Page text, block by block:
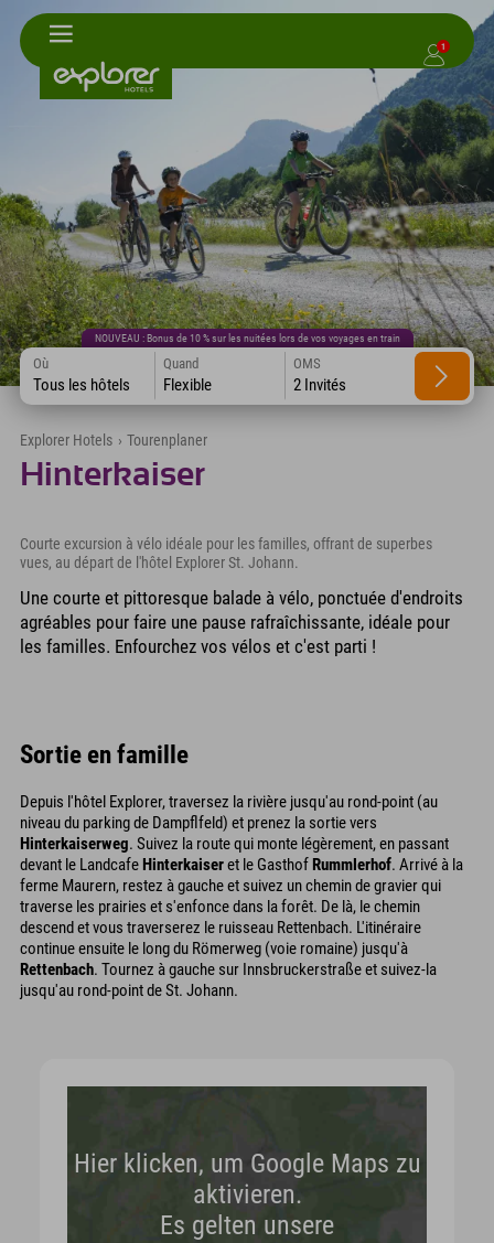
1
NOUVEAU : Bonus de 10 % sur les nuitées lors de vos voyages en train
Où
Tous les hôtels
Quand
Flexible
OMS
2 Invités
Explorer Hotels › Tourenplaner
Hinterkaiser
Courte excursion à vélo idéale pour les familles, offrant de superbes
vues, au départ de l'hôtel Explorer St. Johann.
Une courte et pittoresque balade à vélo, ponctuée d'endroits
agréables pour faire une pause rafraîchissante, idéale pour
les familles. Enfourchez vos vélos et c'est parti !
Sortie en famille
Depuis l'hôtel Explorer, traversez la rivière jusqu'au rond-point (au
niveau du parking de Dampflfeld) et prenez la sortie vers
Hinterkaiserweg. Suivez la route qui monte légèrement, en passant
devant le LandcafeHinterkaiseret le GasthofRummlerhof. Arrivé à la
ferme Maurern, restez à gauche et suivez un chemin de gravier qui
traverse les prairies et s'enfonce dans la forêt. De là, le chemin
descend et vous traverserez le ruisseau Rettenbach. L'itinéraire
continue ensuite le long du Römerweg (voie romaine) jusqu'à
Rettenbach. Tournez à gauche sur Innsbruckerstraße et suivez-la
jusqu'au rond-point de St. Johann.
Hier klicken, um Google Maps zu
aktivieren.
Es gelten unsere